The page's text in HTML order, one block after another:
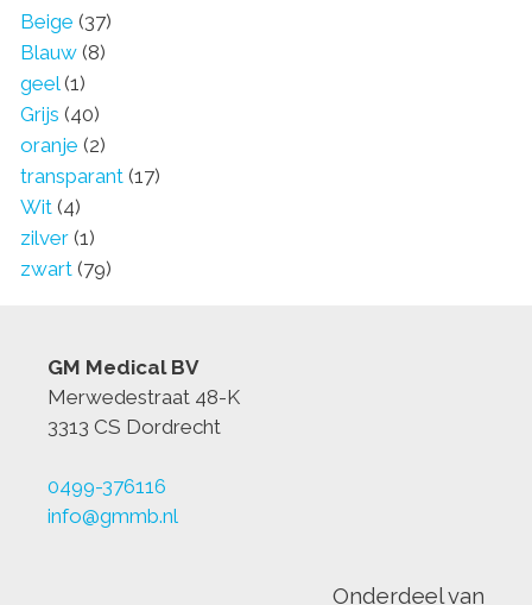
Beige (37)
Blauw (8)
geel (1)
Grijs (40)
oranje (2)
transparant (17)
Wit (4)
zilver (1)
zwart (79)
GM Medical BV
Merwedestraat 48-K
3313 CS Dordrecht
0499-376116
info@gmmb.nl
Onderdeel van